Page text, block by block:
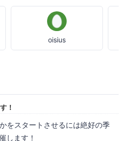
oisius
！
をスタートさせるには絶好の季
します！